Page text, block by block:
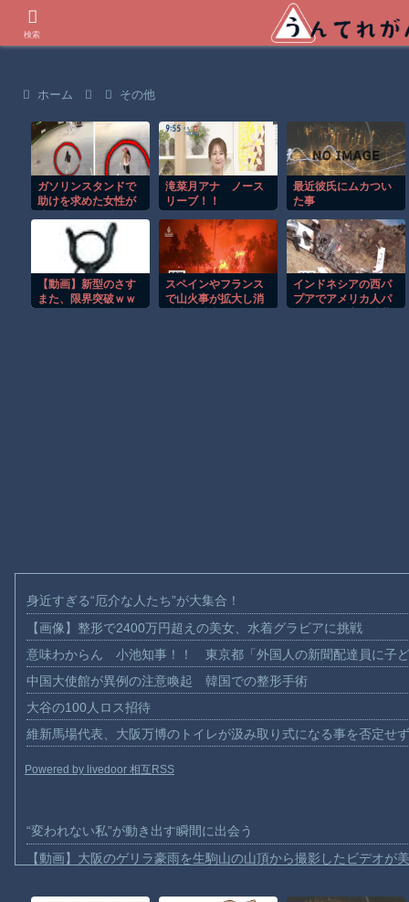
ホーム その他
ガソリンスタンドで
助けを求めた女性が
間！！
滝菜月アナ ノース
リーブ！！
最近彼氏にムカつい
た事
【動画】新型のさす
また、限界突破ｗｗ
スペインやフランス
で山火事が拡大し消
インドネシアの西パ
プアでアメリカ人パ
身近すぎる“厄介な人たち”が大集合！
【画像】整形で2400万円超えの美女、水着グラビアに挑戦
意味わからん 小池知事！！ 東京都「外国人の新聞配達員に子
中国大使館が異例の注意喚起 韓国での整形手術
大谷の100人ロス招待
維新馬場代表、大阪万博のトイレが汲み取り式になる事を否定せ
Powered by livedoor 相互RSS
“変われない私”が動き出す瞬間に出会う
【動画】大阪のゲリラ豪雨を生駒山の山頂から撮影したビデオが
検索